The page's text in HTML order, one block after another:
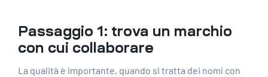
Passaggio 1: trova un marchio
con cui collaborare
La qualità è importante, quando si tratta dei nomi con